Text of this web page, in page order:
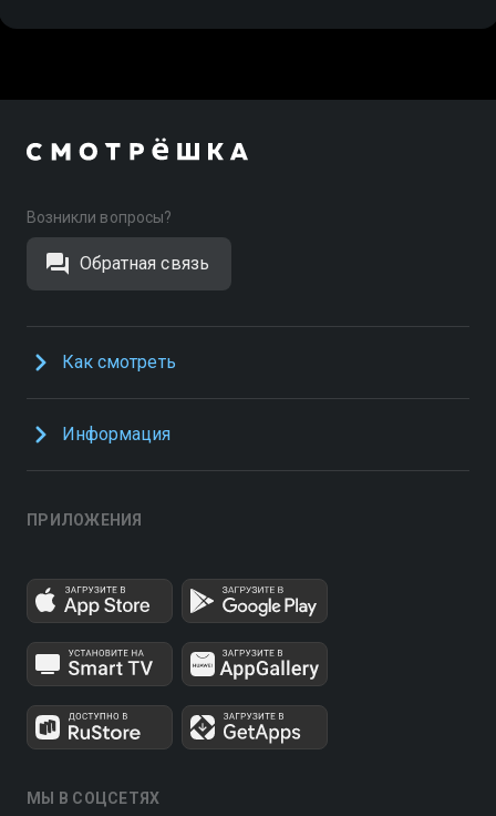
Возникли вопросы?
Обратная связь
Как смотреть
Информация
ПРИЛОЖЕНИЯ
МЫ В СОЦСЕТЯХ